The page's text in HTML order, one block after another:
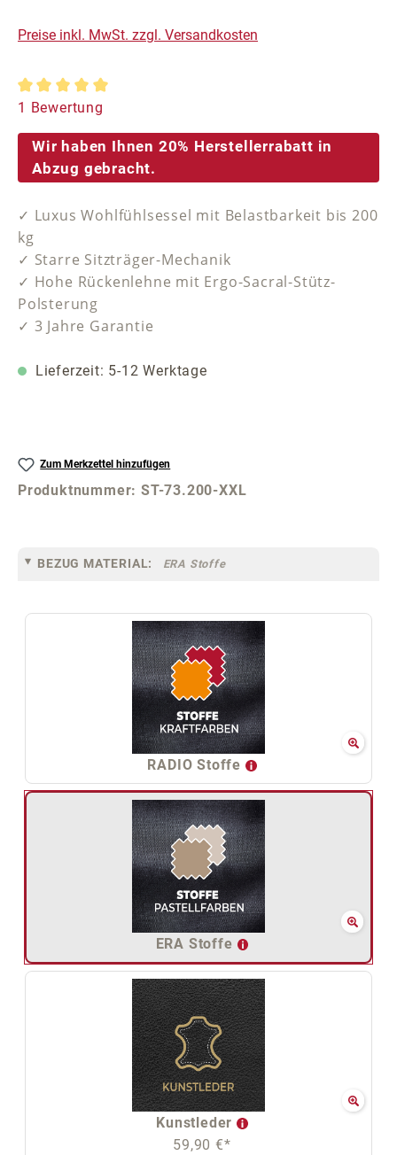
Preise inkl. MwSt. zzgl. Versandkosten
Durchschnittliche Bewertung von 5 von 5 Sternen
1 Bewertung
Wir haben Ihnen 20% Herstellerrabatt in
Abzug gebracht.
✓ Luxus Wohlfühlsessel mit Belastbarkeit bis 200
kg
✓ Starre Sitzträger-Mechanik
✓ Hohe Rückenlehne mit Ergo-Sacral-Stütz-
Polsterung
✓ 3 Jahre Garantie
Lieferzeit: 5-12 Werktage
Zum Merkzettel hinzufügen
Produktnummer:ST-73.200-XXL
BEZUG MATERIAL: ERA Stoffe
RADIO Stoffe
ERA Stoffe
Kunstleder
59,90 €*